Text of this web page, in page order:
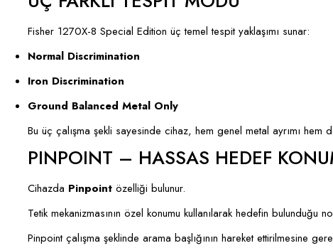
Fisher 1270X-8 Special Edition üç temel tespit yaklaşımı sunar:
Normal Discrimination
Iron Discrimination
Ground Balanced Metal Only
Bu üç çalışma şekli sayesinde cihaz, hem genel metal ayrımı
PINPOINT – HASSAS HEDEF
Cihazda Pinpoint özelliği bulunur.
Tetik mekanizmasının özel konumu kullanılarak hedefin bulunduğu
Pinpoint çalışma şeklinde arama başlığının hareket ettirilmesine